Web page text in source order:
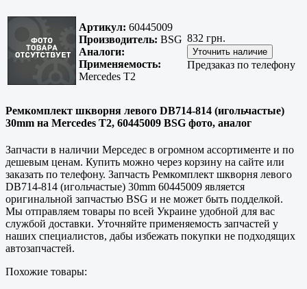
Артикул: 60445009
Производитель: BSG
Аналоги:
Применяемость:
Mercedes T2
832 грн.
Предзаказ по телефону
Ремкомплект шкворня левого DB714-814 (игольчастые)
30mm на Mercedes T2, 60445009 BSG фото, аналог
Запчасти в наличии Мерседес в огромном ассортименте и по
дешевым ценам. Купить можно через корзину на сайте или
заказать по телефону. Запчасть Ремкомплект шкворня левого
DB714-814 (игольчастые) 30mm 60445009 является
оригинальной запчастью BSG и не может быть подделкой.
Мы отправляем товары по всей Украине удобной для вас
службой доставки. Уточняйте применяемость запчастей у
наших специалистов, дабы избежать покупки не подходящих
автозапчастей.
Похожие товары: